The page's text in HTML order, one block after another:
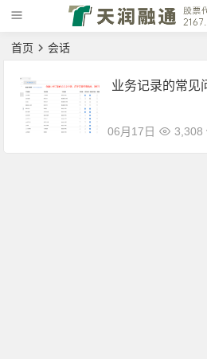
首页 会话
业务记录的常见
06月17日 3,308